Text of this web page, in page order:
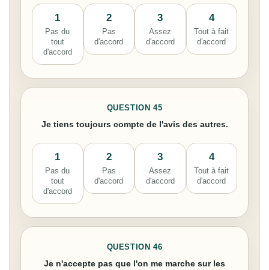
1
Pas du
tout
d'accord
2
Pas
d'accord
3
Assez
d'accord
4
Tout à fait
d'accord
QUESTION 45
Je tiens toujours compte de l'avis des autres.
1
Pas du
tout
d'accord
2
Pas
d'accord
3
Assez
d'accord
4
Tout à fait
d'accord
QUESTION 46
Je n'accepte pas que l'on me marche sur les